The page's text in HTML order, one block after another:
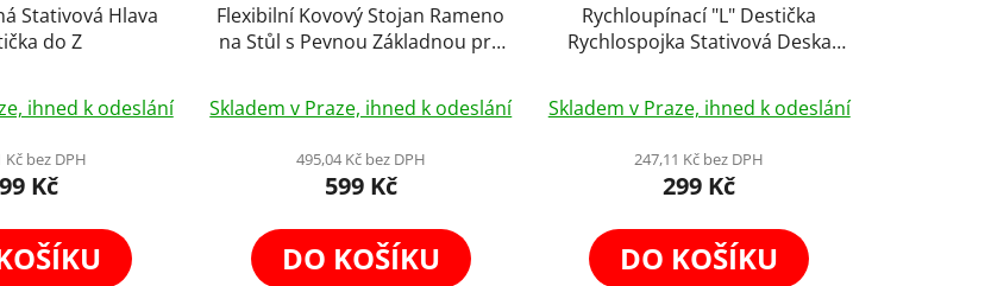
Stativová Hlava
do Z
hodnocení
produktu
je
z
ihned k odeslání
Kč bez DPH
Kč
Flexibilní Kovový Stojan Rameno
na Stůl s Pevnou Základnou pro
Foto + Držák na Telefon
Skladem v Praze, ihned k odeslání
495,04 Kč bez DPH
599 Kč
DO KOŠÍKU
Rychloupínací "L" Destička
Rychlospojka Stativová Deska
Skladem v Praze, ihned k odeslání
247,11 Kč bez DPH
299 Kč
DO KOŠÍKU